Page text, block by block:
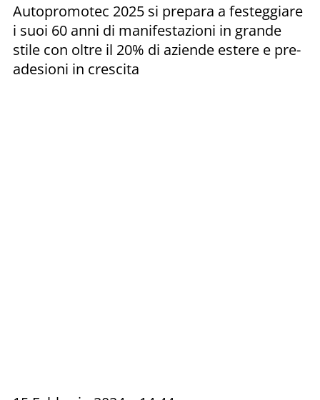
Autopromotec 2025 si prepara a festeggiare
i suoi 60 anni di manifestazioni in grande
stile con oltre il 20% di aziende estere e pre-
adesioni in crescita